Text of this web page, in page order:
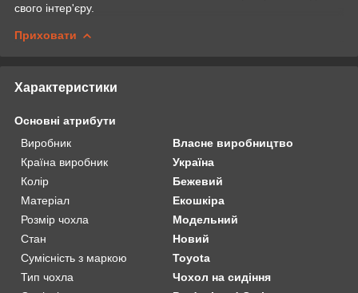
свого інтер'єру.
Приховати
Характеристики
Основні атрибути
Виробник
Власне виробництво
Країна виробник
Україна
Колір
Бежевий
Матеріал
Екошкіра
Розмір чохла
Модельний
Стан
Новий
Сумісність з маркою
Toyota
Тип чохла
Чохол на сидіння